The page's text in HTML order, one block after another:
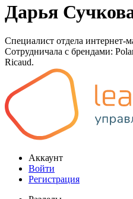
Дарья
Специалист отдела интернет-
Сотрудничала с брендами:
Ricaud.
Аккаунт
Войти
Регистрация